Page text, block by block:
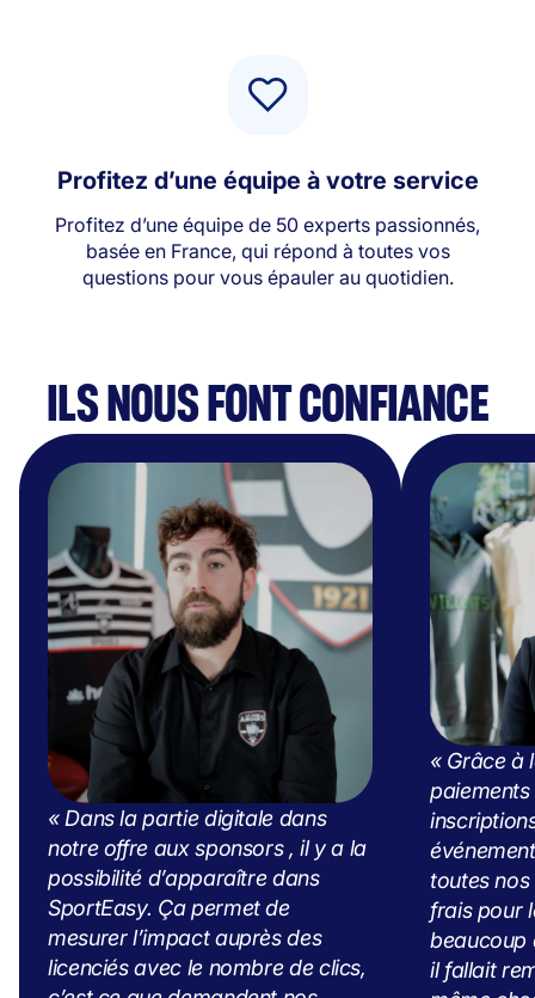
Profitez d’une équipe à votre service
Profitez d’une équipe de 50 experts passionnés,
basée en France, qui répond à toutes vos
questions pour vous épauler au quotidien.
ILS NOUS FONT CONFIANCE
« Dans la partie digitale dans
notre offre aux sponsors , il y a la
possibilité d’apparaître dans
SportEasy. Ça permet de
mesurer l’impact auprès des
licenciés avec le nombre de clics,
« Grâce à
paiements
toutes
frais pour
beaucoup
il fallait